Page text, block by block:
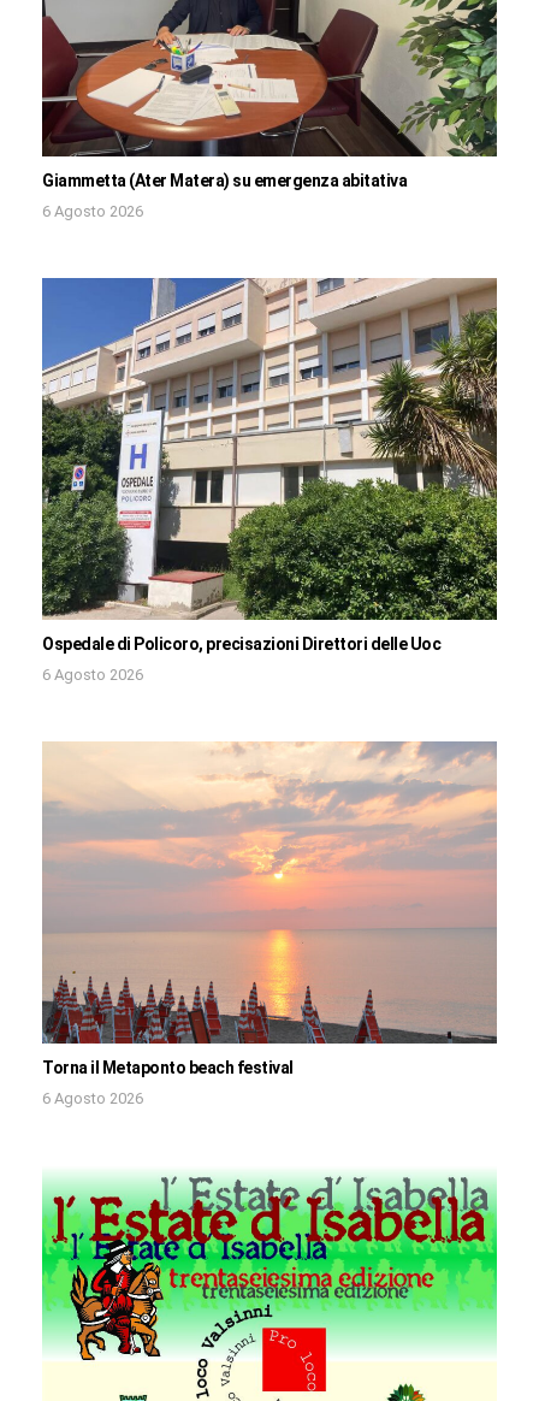
Giammetta (Ater Matera) su emergenza abitativa
6 Agosto 2026
Ospedale di Policoro, precisazioni Direttori delle Uoc
6 Agosto 2026
Torna il Metaponto beach festival
6 Agosto 2026